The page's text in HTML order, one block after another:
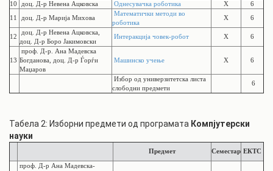
10 доц. Д-р Невена Ацковска Однесувачка роботика X 6
11 доц. Д-р Марија Михова
Математички методи во
роботика
X 6
12
доц. Д-р Невена Ацковска,
доц. Д-р Боро Јакимовски
Интеракција човек-робот X 6
13
проф. Д-р. Ана Мадевска
Богданова, доц. Д-р Ѓорѓи
Маџаров
Машинско учење X 6
Избор од универзитетска листа
слободни предмети
6
Табела 2: Изборни предмети од програмата Компјутерски
науки
Предмет Семестар ЕКТС
проф. Д-р Ана Мадевска-